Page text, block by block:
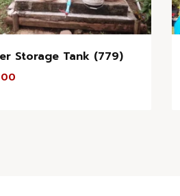
Storage Tank (779)